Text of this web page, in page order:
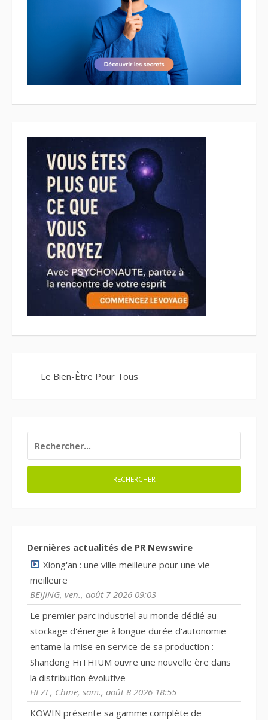
Le Bien-Être Pour Tous
Dernières actualités de PR Newswire
Xiong'an : une ville meilleure pour une vie
meilleure
BEIJING, ven., août 7 2026 09:03
Le premier parc industriel au monde dédié au
stockage d'énergie à longue durée d'autonomie
entame la mise en service de sa production :
Shandong HiTHIUM ouvre une nouvelle ère dans
la distribution évolutive
HEZE, Chine, sam., août 8 2026 18:55
KOWIN présente sa gamme complète de